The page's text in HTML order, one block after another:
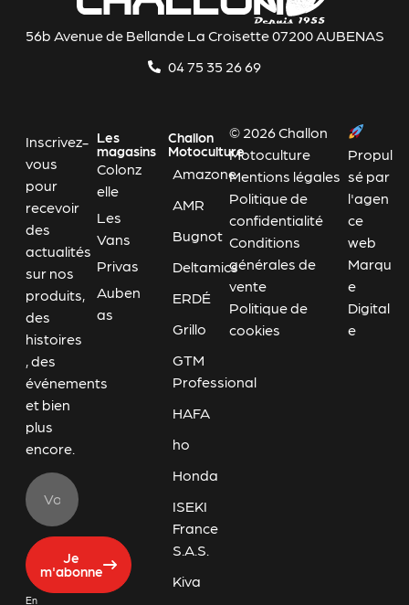
56b Avenue de Bellande La Croisette 07200 AUBENAS
04 75 35 26 69
Inscrivez-
vous
pour
recevoir
des
actualités
sur nos
produits,
des
histoires
, des
événements
et bien
plus
encore.
Je
m'abonne
En
Les
magasins
Colonz
elle
Les
Vans
Privas
Auben
as
Challon
Motoculture
Amazone
AMR
Bugnot
Deltamics
ERDÉ
Grillo
GTM
Professional
HAFA
ho
Honda
ISEKI
France
S.A.S.
Kiva
© 2026 Challon
Motoculture
Mentions légales
Politique de
confidentialité
Conditions
générales de
vente
Politique de
cookies
Propul
sé par
l'agen
ce
web
Marqu
e
Digital
e